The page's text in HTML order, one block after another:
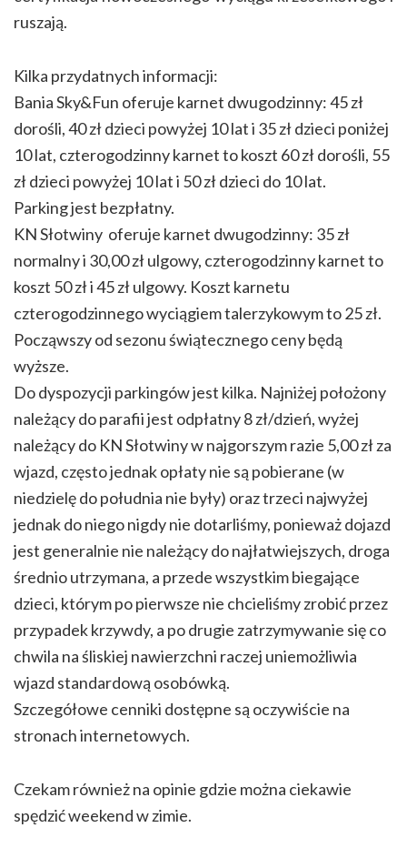
ruszają.
Kilka przydatnych informacji:
Bania Sky&Fun oferuje karnet dwugodzinny: 45 zł
dorośli, 40 zł dzieci powyżej 10 lat i 35 zł dzieci poniżej
10 lat, czterogodzinny karnet to koszt 60 zł dorośli, 55
zł dzieci powyżej 10 lat i 50 zł dzieci do 10 lat.
Parking jest bezpłatny.
KN Słotwiny oferuje karnet dwugodzinny: 35 zł
normalny i 30,00 zł ulgowy, czterogodzinny karnet to
koszt 50 zł i 45 zł ulgowy. Koszt karnetu
czterogodzinnego wyciągiem talerzykowym to 25 zł.
Począwszy od sezonu świątecznego ceny będą
wyższe.
Do dyspozycji parkingów jest kilka. Najniżej położony
należący do parafii jest odpłatny 8 zł/dzień, wyżej
należący do KN Słotwiny w najgorszym razie 5,00 zł za
wjazd, często jednak opłaty nie są pobierane (w
niedzielę do południa nie były) oraz trzeci najwyżej
jednak do niego nigdy nie dotarliśmy, ponieważ dojazd
jest generalnie nie należący do najłatwiejszych, droga
średnio utrzymana, a przede wszystkim biegające
dzieci, którym po pierwsze nie chcieliśmy zrobić przez
przypadek krzywdy, a po drugie zatrzymywanie się co
chwila na śliskiej nawierzchni raczej uniemożliwia
wjazd standardową osobówką.
Szczegółowe cenniki dostępne są oczywiście na
stronach internetowych.
Czekam również na opinie gdzie można ciekawie
spędzić weekend w zimie.